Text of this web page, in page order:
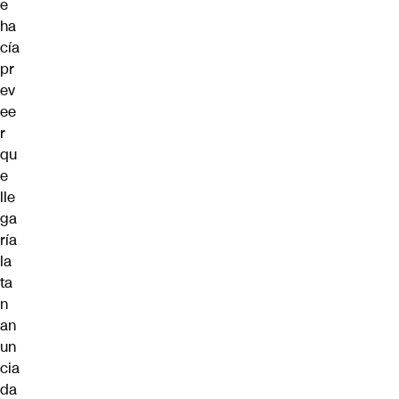
e
ha
cía
pr
ev
ee
r
qu
e
lle
ga
ría
la
ta
n
an
un
cia
da